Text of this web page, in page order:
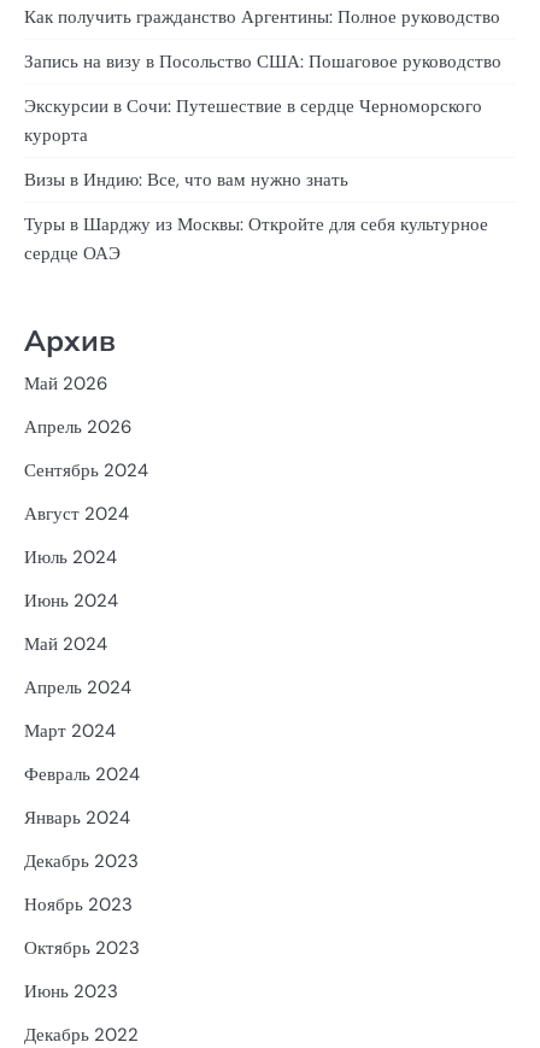
Как получить гражданство Аргентины: Полное руководство
Запись на визу в Посольство США: Пошаговое руководство
Экскурсии в Сочи: Путешествие в сердце Черноморского
курорта
Визы в Индию: Все, что вам нужно знать
Туры в Шарджу из Москвы: Откройте для себя культурное
сердце ОАЭ
Архив
Май 2026
Апрель 2026
Сентябрь 2024
Август 2024
Июль 2024
Июнь 2024
Май 2024
Апрель 2024
Март 2024
Февраль 2024
Январь 2024
Декабрь 2023
Ноябрь 2023
Октябрь 2023
Июнь 2023
Декабрь 2022